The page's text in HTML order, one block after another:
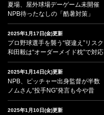
夏場、屋外球場デーゲーム未開催
NPB待ったなしの「酷暑対策」
2025年1月17日(金)更新
プロ野球選手を襲う“寝違え”リスク
和田毅は“オーダーメイド枕”で対応
2025年1月14日(火)更新
NPB、ピッチャー出身監督が半数
ノムさん“投手NG”発言も今や昔
2025年1月10日(金)更新